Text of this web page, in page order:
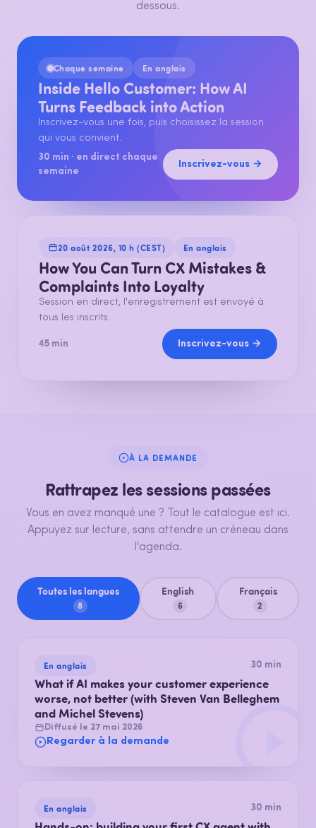
dessous.
Chaque semaine En anglais
Inside Hello Customer: How AI
Turns Feedback into Action
Inscrivez-vous une fois, puis choisissez la session
qui vous convient.
30 min · en direct chaque
semaine
Inscrivez-vous →
20 août 2026, 10 h (CEST) En anglais
How You Can Turn CX Mistakes &
Complaints Into Loyalty
Session en direct, l'enregistrement est envoyé à
tous les inscrits.
45 min Inscrivez-vous →
À LA DEMANDE
Rattrapez les sessions passées
Vous en avez manqué une ? Tout le catalogue est ici.
Appuyez sur lecture, sans attendre un créneau dans
l'agenda.
Toutes les langues
8 6
Français
2
En anglais 30 min
What if AI makes your customer experience
worse, not better (with Steven Van Belleghem
and Michel Stevens)
Diffusé le 27 mai 2026
Regarder à la demande
En anglais 30 min